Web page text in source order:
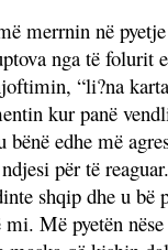
merrnin në
nga të folurit
“li?na
kur panë
edhe më
për të
shqip dhe u bë
mi. Më pyetën